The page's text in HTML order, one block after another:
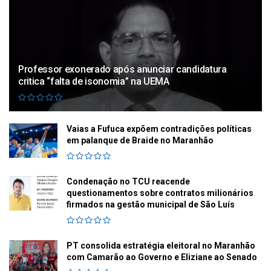
Professor exonerado após anunciar candidatura
critica “falta de isonomia” na UEMA
Vaias a Fufuca expõem contradições políticas
em palanque de Braide no Maranhão
Condenação no TCU reacende
questionamentos sobre contratos milionários
firmados na gestão municipal de São Luís
PT consolida estratégia eleitoral no Maranhão
com Camarão ao Governo e Eliziane ao Senado